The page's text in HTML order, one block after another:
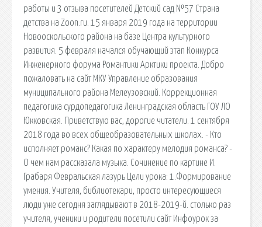
работы и 3 отзыва посетителей Детский сад №57 Страна
детства на Zoon.ru. 15 января 2019 года на территории
Новооскольского района на базе Центра культурного
развития. 5 февраля начался обучающий этап Конкурса
Инженерного форума Романтики Арктики проекта. Добро
пожаловать на сайт МКУ Управление образования
муниципального района Мелеузовский. Коррекционная
педагогика сурдопедагогика Ленинградская область ГОУ ЛО
Юкковская. Приветствую вас, дорогие читатели. 1 сентября
2018 года во всех общеобразовательных школах. - Кто
исполняет романс? Какая по характеру мелодия романса? -
О чем нам рассказала музыка. Сочинение по картине И.
Грабаря Февральская лазурь Цели урока: 1.Формирование
умения. Учителя, библиотекари, просто интересующиеся
люди уже сегодня заглядывают в 2018-2019-й. столько раз
учителя, ученики и родители посетили сайт Инфоурок за